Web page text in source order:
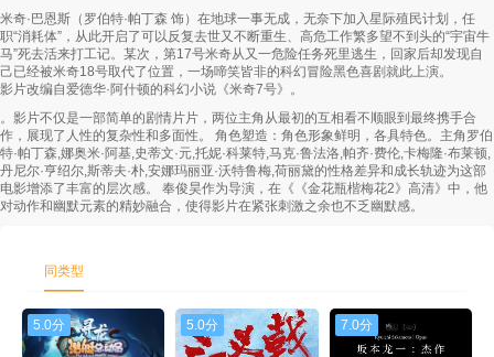
第67集 第68集 第69集
第70集 第71集
第73集 第74集 第75集
第76集 第77集 第78集
第85集 第86集 第87集
米奇·巴恩斯（罗伯特·帕丁森 饰）在地球一事无成，无奈下加入星际殖民计划，任
职“消耗体”，从此开启了可以反复去世又不断重生、高危工作繁多望不到头的“宇宙牛
马”死去活来打工记。某次，第17号米奇从又一危险任务死里逃生，回家后却发现自
己已经被米奇18号取代了位置，一场啼笑皆非的科幻冒险黑色喜剧就此上演。
影片改编自爱德华·阿什顿的科幻小说《米奇7号》。
。影片不仅是一部简单的剧情片片，两位主角从最初的互相看不顺眼到最终携手合
作，展现了人性的复杂性和多面性。 角色塑造：角色形象鲜明，各具特色。主角罗伯
特·帕丁森,娜奥米·阿基,史蒂文·元,托妮·科莱特,马克·鲁法洛,帕齐·费伦,卡梅隆·布莱顿,
丹尼尔·亨绍尔,斯蒂夫·朴,安娜玛丽亚·沃特鲁梅,荷丽黛的性格差异和成长轨迹为这部
电影增添了丰富的层次感。 奉俊昊作为导演，在《《金花瓶楷梅花2》高清》中，他
对动作和幽默元素的精妙融合，使得影片在紧张刺激之余也不乏幽默感。
同类型
5.0分 5.0分 7.0分